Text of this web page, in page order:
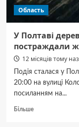
Область
У Полтаві
постраждали
12 місяців тому
Подія сталася у
20:00 на вулиці
посиланням на...
БільшеДокладніше